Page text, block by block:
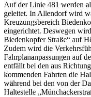
Auf der Linie 481 werden
geleitet. In Allendorf wird
Kreuzungsbereich
eingerichtet. Deswegen
Biedenkopfer Straße“ auf
Zudem wird die
Fahrplananpassungen auf
entfällt bei den aus
kommenden Fahrten die
während bei den von der
Haltestelle